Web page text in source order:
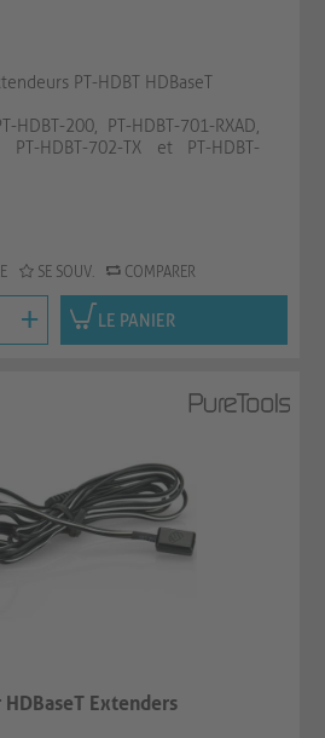
PT-HDBT HDBaseT
200, PT-HDBT-701-RXAD,
PT-HDBT-702-TX et PT-HDBT-
SE SOUV. COMPARER
+ LE PANIER
Extenders